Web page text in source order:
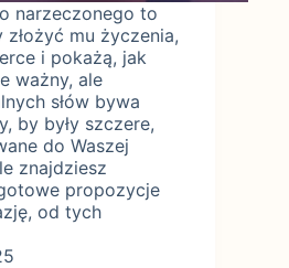
narzeczonego to
złożyć mu życzenia,
i pokażą, jak
ważny, ale
słów bywa
by były szczere,
do Waszej
znajdziesz
propozycje
od tych